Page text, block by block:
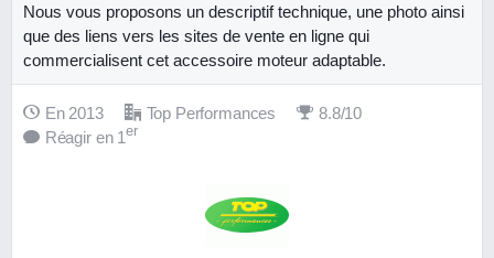
Nous vous proposons un descriptif technique, une photo ainsi
que des liens vers les sites de vente en ligne qui
commercialisent cet accessoire moteur adaptable.
En 2013 Top Performances
8.8/10
Réagir en 1er